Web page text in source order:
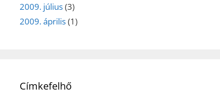
2009. július(3)
2009. április(1)
Címkefelhő